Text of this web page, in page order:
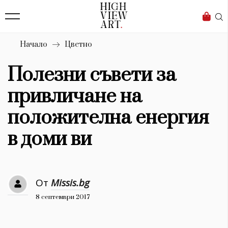
Бизнес
Мода
Dialogue
Изкуство
4340
Красота
777
Дизайн
1272
Начало Цветно
Полезни съвети за
привличане на
положителна енергия
в доми ви
От Missis.bg
8 септември 2017